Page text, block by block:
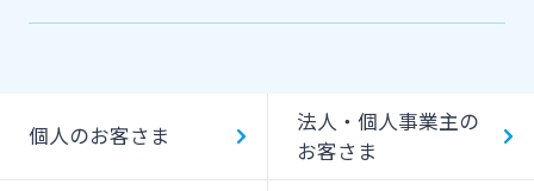
個人のお客さま
法人・個人事業主の
お客さま